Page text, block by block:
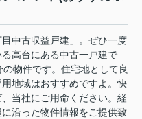
中古収益戸建」。ぜひ一度
高台にある中古一戸建で
物件です。住宅地として良
地域はおすすめですよ。快
当社にご用命ください。経
沿った物件情報をご提供致